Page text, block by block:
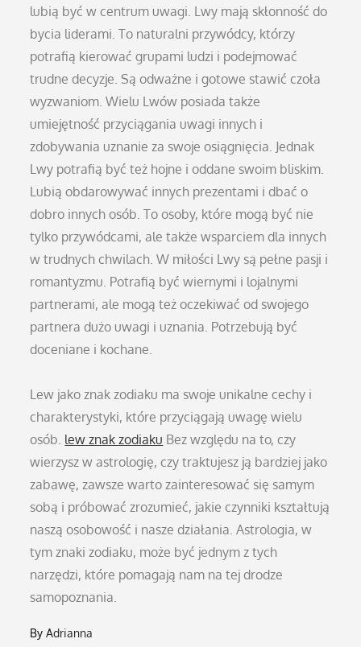
lubią być w centrum uwagi. Lwy mają skłonność do
bycia liderami. To naturalni przywódcy, którzy
potrafią kierować grupami ludzi i podejmować
trudne decyzje. Są odważne i gotowe stawić czoła
wyzwaniom. Wielu Lwów posiada także
umiejętność przyciągania uwagi innych i
zdobywania uznanie za swoje osiągnięcia. Jednak
Lwy potrafią być też hojne i oddane swoim bliskim.
Lubią obdarowywać innych prezentami i dbać o
dobro innych osób. To osoby, które mogą być nie
tylko przywódcami, ale także wsparciem dla innych
w trudnych chwilach. W miłości Lwy są pełne pasji i
romantyzmu. Potrafią być wiernymi i lojalnymi
partnerami, ale mogą też oczekiwać od swojego
partnera dużo uwagi i uznania. Potrzebują być
doceniane i kochane.
Lew jako znak zodiaku ma swoje unikalne cechy i
charakterystyki, które przyciągają uwagę wielu
osób. lew znak zodiaku Bez względu na to, czy
wierzysz w astrologię, czy traktujesz ją bardziej jako
zabawę, zawsze warto zainteresować się samym
sobą i próbować zrozumieć, jakie czynniki kształtują
naszą osobowość i nasze działania. Astrologia, w
tym znaki zodiaku, może być jednym z tych
narzędzi, które pomagają nam na tej drodze
samopoznania.
ByAdrianna